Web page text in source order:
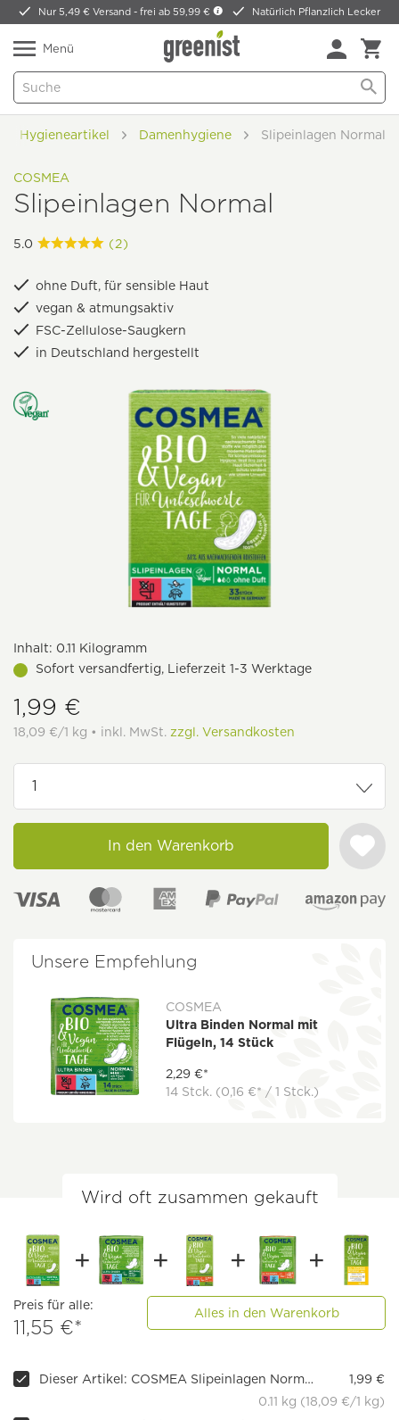
Nur 5,49 € Versand -frei ab 59,99 € Natürlich Pflanzlich Lecker
Menü
Hygieneartikel Damenhygiene Slipeinlagen Normal
COSMEA
Slipeinlagen Normal
5.0 (2)
ohne Duft, für sensible Haut
vegan & atmungsaktiv
FSC-Zellulose-Saugkern
in Deutschland hergestellt
Inhalt: 0.11 Kilogramm
Sofort versandfertig, Lieferzeit 1-3 Werktage
1,99 €
18,09 €/1 kg • inkl. MwSt. zzgl. Versandkosten
In den Warenkorb
Unsere Empfehlung
COSMEA
Ultra Binden Normal mit
Flügeln, 14 Stück
2,29 €*
14 Stck. (0,16 €* / 1 Stck.)
Wird oft zusammen gekauft
Preis für alle:
11,55 €*
Alles in den Warenkorb
Dieser Artikel: COSMEA Slipeinlagen Normal
1,99 €
0.11 kg (18,09 €/1 kg)